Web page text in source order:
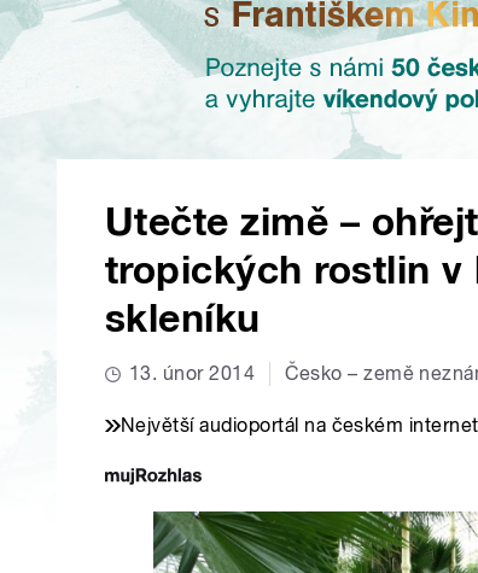
Utečte zimě –
tropických rostlin v
skleníku
13. únor 2014 Česko – země
Největší audioportál na českém